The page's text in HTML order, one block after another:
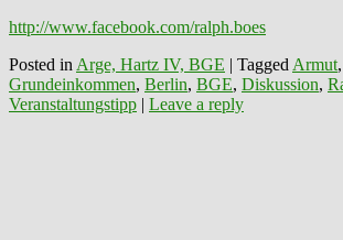
http://www.facebook.com/ralph.boes
Posted in Arge, Hartz IV, BGE | Tagged Armut,
Grundeinkommen, Berlin, BGE, Diskussion,
Veranstaltungstipp | Leave a reply